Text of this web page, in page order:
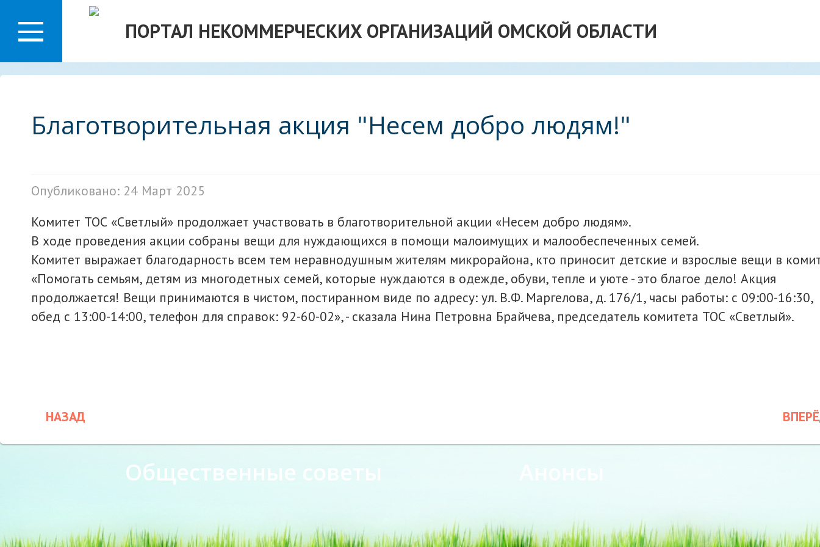
ПОРТАЛ НЕКОММЕРЧЕСКИХ ОРГАНИЗАЦИЙ ОМСКОЙ ОБЛАСТИ
Благотворительная акция "Несем добро людям!"
Опубликовано: 24 Март 2025
Комитет ТОС «Светлый» продолжает участвовать в благотворительной акции «Несем добро людям».
В ходе проведения акции собраны вещи для нуждающихся в помощи малоимущих и малообеспеченных семей.
Комитет выражает благодарность всем тем неравнодушным жителям микрорайона, кто приносит детские и взрослые вещи в
«Помогать семьям, детям из многодетных семей, которые нуждаются в одежде, обуви, тепле и уюте - это благое дело! Акция
продолжается! Вещи принимаются в чистом, постиранном виде по адресу: ул. В.Ф. Маргелова, д. 176/1, часы работы: с 09:00-16:30,
обед с 13:00-14:00, телефон для справок: 92-60-02», - сказала Нина Петровна Брайчева, председатель комитета ТОС «Светлый».
НАЗАД
Общественные советы